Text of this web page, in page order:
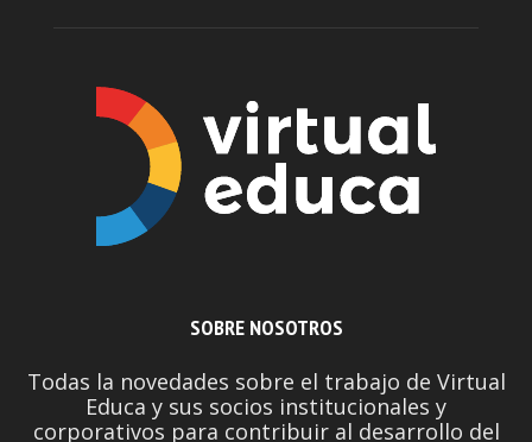
SOBRE NOSOTROS
Todas la novedades sobre el trabajo de Virtual
Educa y sus socios institucionales y
corporativos para contribuir al desarrollo del